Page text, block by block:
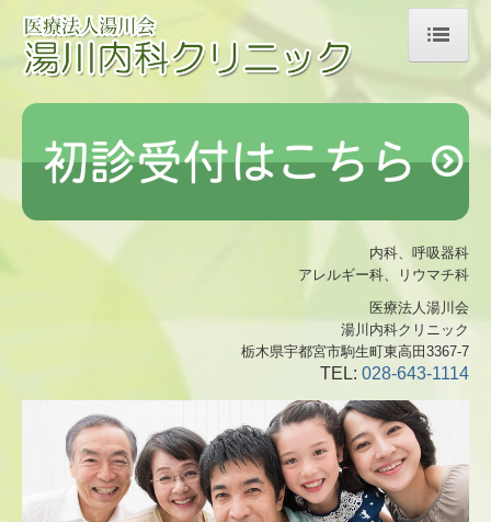
医師の紹介
診療のご案内
院内紹介
内科、呼吸器科
アレルギー科、リウマチ科
医療法人湯川会
湯川内科クリニック
栃木県宇都宮市駒生町東高田3367-7
TEL: 028-643-1114